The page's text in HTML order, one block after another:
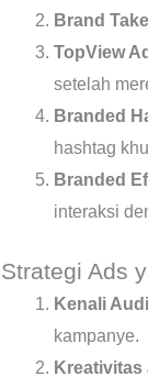
Brand
TopView
setelah
Branded
hashtag
Branded
interaksi
Strategi Ads
Kenali
kampanye.